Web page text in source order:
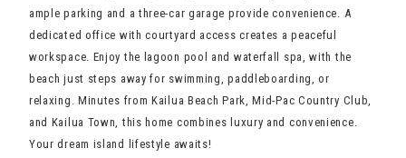
ample parking and a three-car garage provide convenience. A
dedicated office with courtyard access creates a peaceful
workspace. Enjoy the lagoon pool and waterfall spa, with the
beach just steps away for swimming, paddleboarding, or
relaxing. Minutes from Kailua Beach Park, Mid-Pac Country Club,
and Kailua Town, this home combines luxury and convenience.
Your dream island lifestyle awaits!